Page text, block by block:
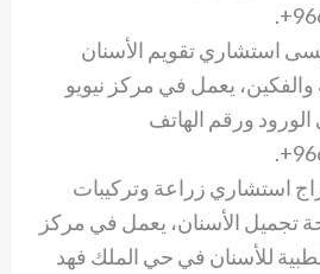
استشاري تقويم الأسنان
يعمل في مركز نيويو
ورقم الهاتف
استشاري زراعة وتركيبات
تجميل الأسنان، يعمل في مركز
للأسنان في حي الملك فهد